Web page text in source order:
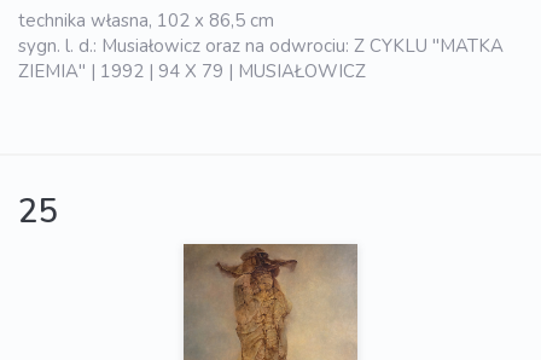
technika własna, 102 x 86,5 cm
sygn. l. d.: Musiałowicz oraz na odwrociu: Z CYKLU "MATKA
ZIEMIA" | 1992 | 94 X 79 | MUSIAŁOWICZ
25